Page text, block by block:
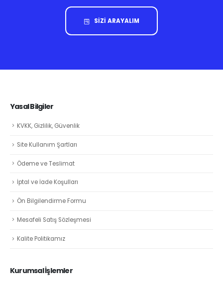
SİZİ ARAYALIM
Yasal Bilgiler
KVKK, Gizlilik, Güvenlik
Site Kullanım Şartları
Ödeme ve Teslimat
İptal ve İade Koşulları
Ön Bilgilendirme Formu
Mesafeli Satış Sözleşmesi
Kalite Politikamız
Kurumsal İşlemler